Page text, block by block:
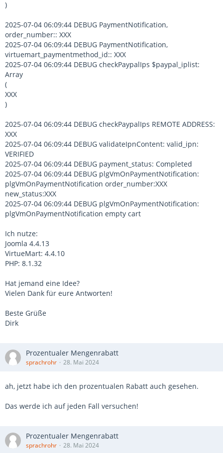
)
2025-07-04 06:09:44 DEBUG PaymentNotification,
order_number:: XXX
2025-07-04 06:09:44 DEBUG PaymentNotification,
virtuemart_paymentmethod_id:: XXX
2025-07-04 06:09:44 DEBUG checkPaypalIps $paypal_iplist:
Array
(
XXX
)
2025-07-04 06:09:44 DEBUG checkPaypalIps REMOTE ADDRESS:
XXX
2025-07-04 06:09:44 DEBUG validateIpnContent: valid_ipn:
VERIFIED
2025-07-04 06:09:44 DEBUG payment_status: Completed
2025-07-04 06:09:44 DEBUG plgVmOnPaymentNotification:
plgVmOnPaymentNotification order_number:XXX
new_status:XXX
2025-07-04 06:09:44 DEBUG plgVmOnPaymentNotification:
plgVmOnPaymentNotification empty cart
Ich nutze:
Joomla 4.4.13
VirtueMart: 4.4.10
PHP: 8.1.32
Hat jemand eine Idee?
Vielen Dank für eure Antworten!
Beste Grüße
Dirk
Prozentualer Mengenrabatt
sprachrohr 28. Mai 2024
ah, jetzt habe ich den prozentualen Rabatt auch gesehen.
Das werde ich auf jeden Fall versuchen!
Prozentualer Mengenrabatt
sprachrohr 28. Mai 2024